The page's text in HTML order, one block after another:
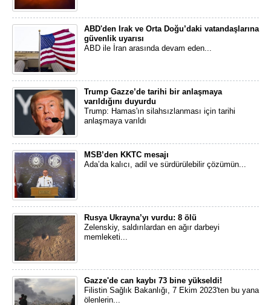
ABD'den Irak ve Orta Doğu’daki vatandaşlarına
güvenlik uyarısı
ABD ile İran arasında devam eden...
Trump Gazze’de tarihi bir anlaşmaya
varıldığını duyurdu
Trump: Hamas'ın silahsızlanması için tarihi
anlaşmaya varıldı
MSB’den KKTC mesajı
Ada’da kalıcı, adil ve sürdürülebilir çözümün...
Rusya Ukrayna’yı vurdu: 8 ölü
Zelenskiy, saldırılardan en ağır darbeyi
memleketi...
Gazze'de can kaybı 73 bine yükseldi!
Filistin Sağlık Bakanlığı, 7 Ekim 2023'ten bu yana
ölenlerin...